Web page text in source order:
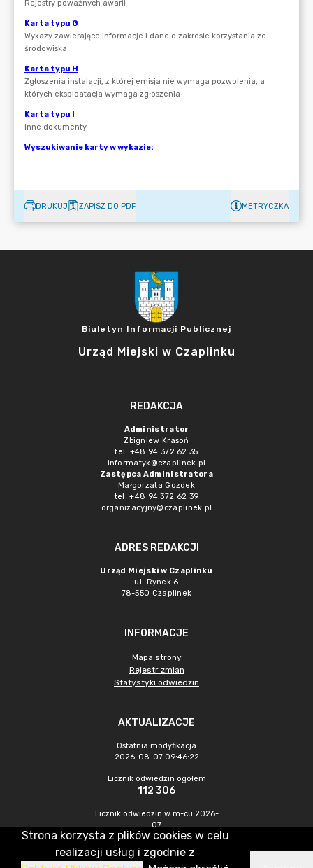
DRUKUJ ZAPISZ DO PDF METRYCZKA
Biuletyn Informacji Publicznej
Urząd Miejski w Czaplinku
REDAKCJA
Administrator
Zbigniew Krasoń
tel. +48 94 372 62 35
informatyk@czaplinek.pl
Zastępca Administratora
Małgorzata Gozdek
tel. +48 94 372 62 39
organizacyjny@czaplinek.pl
ADRES REDAKCJI
Urząd Miejski w Czaplinku
ul. Rynek 6
78-550 Czaplinek
INFORMACJE
Mapa strony
Rejestr zmian
Statystyki odwiedzin
AKTUALIZACJE
Ostatnia modyfikacja
2026-08-07 09:46:22
Licznik odwiedzin ogółem
112 306
Licznik odwiedzin w m-cu 2026-
07
823
Strona korzysta z plików cookies w celu
realizacji usług i zgodnie z